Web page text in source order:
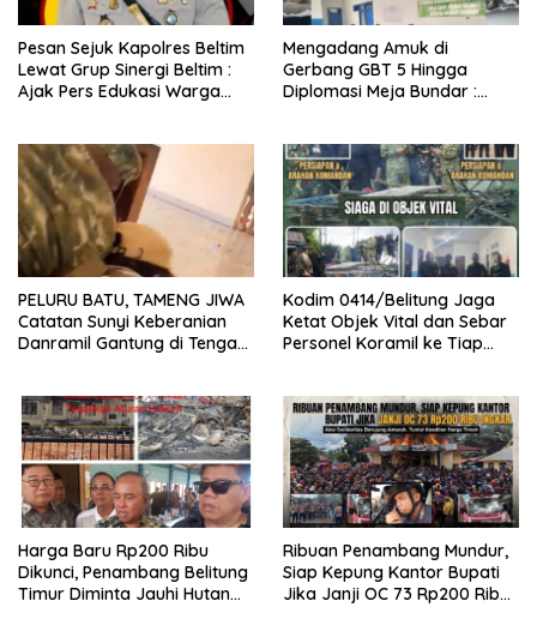
Pesan Sejuk Kapolres Beltim
Lewat Grup Sinergi Beltim :
Ajak Pers Edukasi Warga
Mengadang Amuk di
Gerbang GBT 5 Hingga
Diplomasi Meja Bundar :
Ihsan Redam Konflik Timah
Belitung
PELURU BATU, TAMENG JIWA
Catatan Sunyi Keberanian
Danramil Gantung di Tengah
Kodim 0414/Belitung Jaga
Ketat Objek Vital dan Sebar
Personel Koramil ke Tiap
Harga Baru Rp200 Ribu
Dikunci, Penambang Belitung
Timur Diminta Jauhi Hutan
Ribuan Penambang Mundur,
Siap Kepung Kantor Bupati
Jika Janji OC 73 Rp200 Ribu